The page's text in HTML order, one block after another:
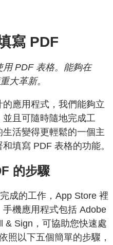
寫 PDF
PDF 表格。能夠在
大革新。
應用程式，我們能夠立
且可隨時隨地完成工
活變得更輕鬆的一個主
填寫 PDF 表格的功能。
的步驟
成的工作，App Store 裡
機應用程式包括 Adobe
& Sign，可協助您快速處
照以下五個簡單的步驟，